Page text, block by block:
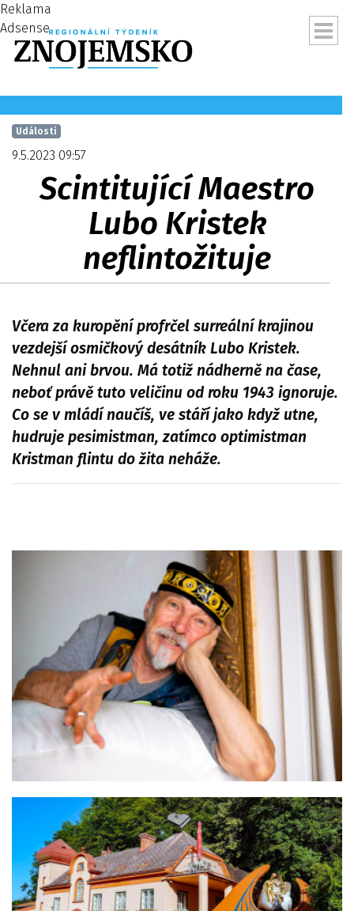
Reklama
Adsense
Události
9.5.2023 09:57
Scintitující Maestro
Lubo Kristek
neflintožituje
Včera za kuropění profrčel surreální krajinou
vezdejší osmičkový desátník Lubo Kristek.
Nehnul ani brvou. Má totiž nádherně na čase,
neboť právě tuto veličinu od roku 1943 ignoruje.
Co se v mládí naučíš, ve stáří jako když utne,
hudruje pesimistman, zatímco optimistman
Kristman flintu do žita neháže.